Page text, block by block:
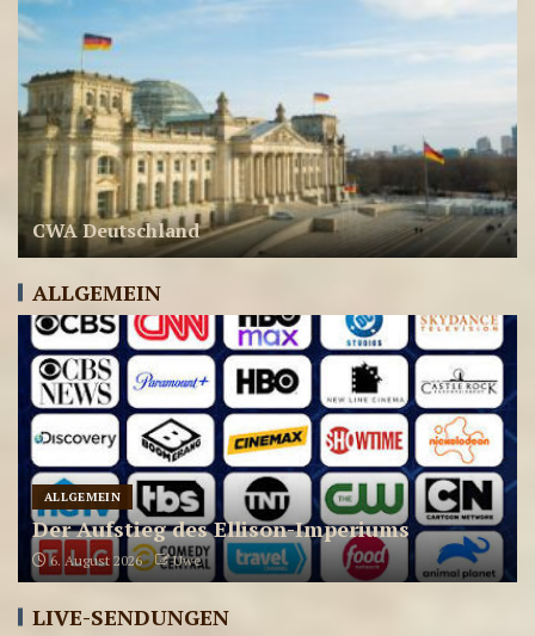
CWA Deutschland
ALLGEMEIN
ALLGEMEIN
Europas langer Krieg mit Russland: Das
200-jährige geopolitische Muster, das
niemand wahrhaben will
6. August 2026 Uwe
LIVE-SENDUNGEN
11
ae-radiostation Live-
1
ae-radiostation Live-
Sendungen am 06.08.2026
ae-radiostation Live-